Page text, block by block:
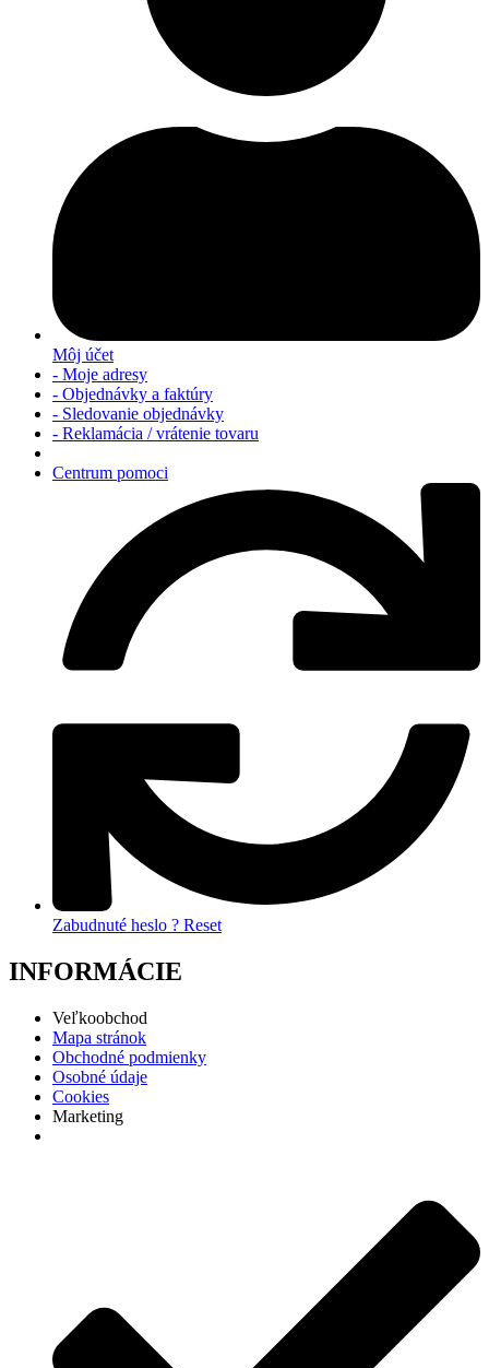
Môj účet
- Moje adresy
- Objednávky a faktúry
- Sledovanie objednávky
- Reklamácia / vrátenie tovaru
Centrum pomoci
Zabudnuté heslo ? Reset
INFORMÁCIE
Veľkoobchod
Mapa stránok
Obchodné podmienky
Osobné údaje
Cookies
Marketing